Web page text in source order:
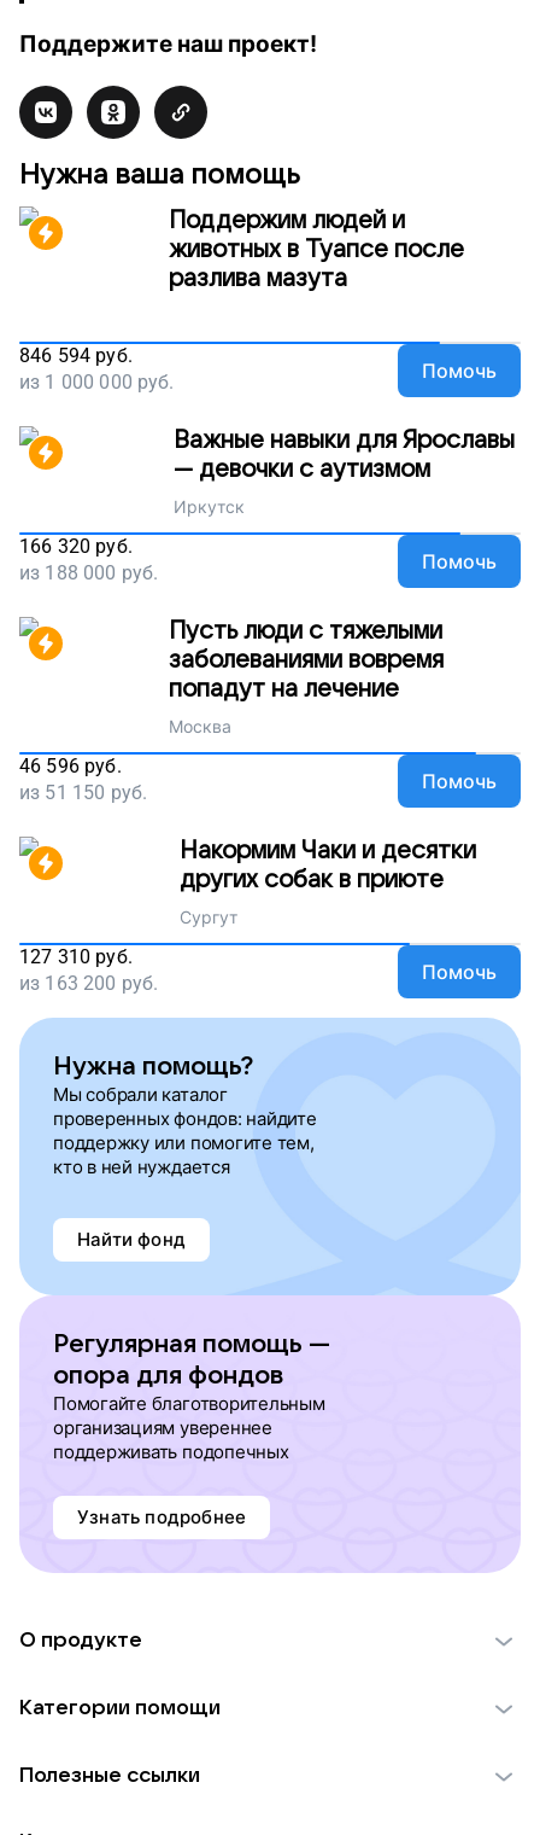
Поддержите наш проект!
Нужна ваша помощь
Поддержим людей и
животных в Туапсе после
разлива мазута
846 594 руб.
из 1 000 000 руб. Помочь
Важные навыки для Ярославы
— девочки с аутизмом
Иркутск
166 320 руб.
из 188 000 руб. Помочь
Пусть люди с тяжелыми
заболеваниями вовремя
попадут на лечение
Москва
46 596 руб.
из 51 150 руб. Помочь
Накормим Чаки и десятки
других собак в приюте
Сургут
127 310 руб.
из 163 200 руб. Помочь
Нужна помощь?
Мы собрали каталог
проверенных фондов: найдите
поддержку или помогите тем,
кто в ней нуждается
Найти фонд
Регулярная помощь —
опора для фондов
Помогайте благотворительным
организациям увереннее
поддерживать подопечных
Узнать подробнее
О продукте
Использование материалов
Категории помощи
Полезные ссылки